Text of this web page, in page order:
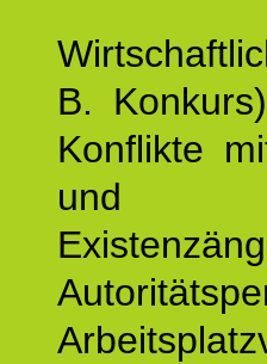
B.
Konflikte
und